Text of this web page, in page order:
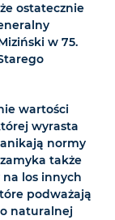
ostatecznie
w 75.
wartości
wyrasta
normy
także
los innych
podważają
naturalnej